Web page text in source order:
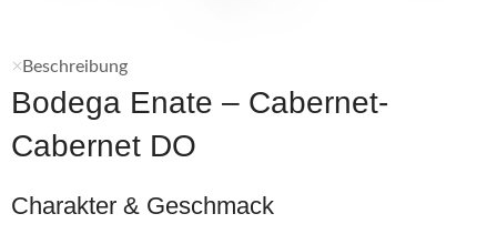
Beschreibung
Bodega Enate – Cabernet-
Cabernet DO
Charakter & Geschmack